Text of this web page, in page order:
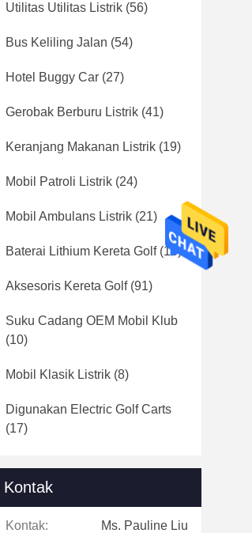
Utilitas Utilitas Listrik (56)
Bus Keliling Jalan (54)
Hotel Buggy Car (27)
Gerobak Berburu Listrik (41)
Keranjang Makanan Listrik (19)
Mobil Patroli Listrik (24)
Mobil Ambulans Listrik (21)
Baterai Lithium Kereta Golf(16)
Aksesoris Kereta Golf(91)
Suku Cadang OEM Mobil Klub
(10)
Mobil Klasik Listrik (8)
Digunakan Electric Golf Carts
(17)
Kontak
Kontak: Ms. Pauline Liu